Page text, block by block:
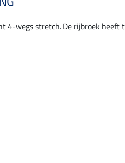
wegs stretch. De rijbroek heeft